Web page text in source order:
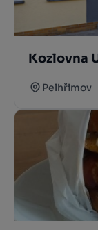
Kozlovna
Pelhřimov